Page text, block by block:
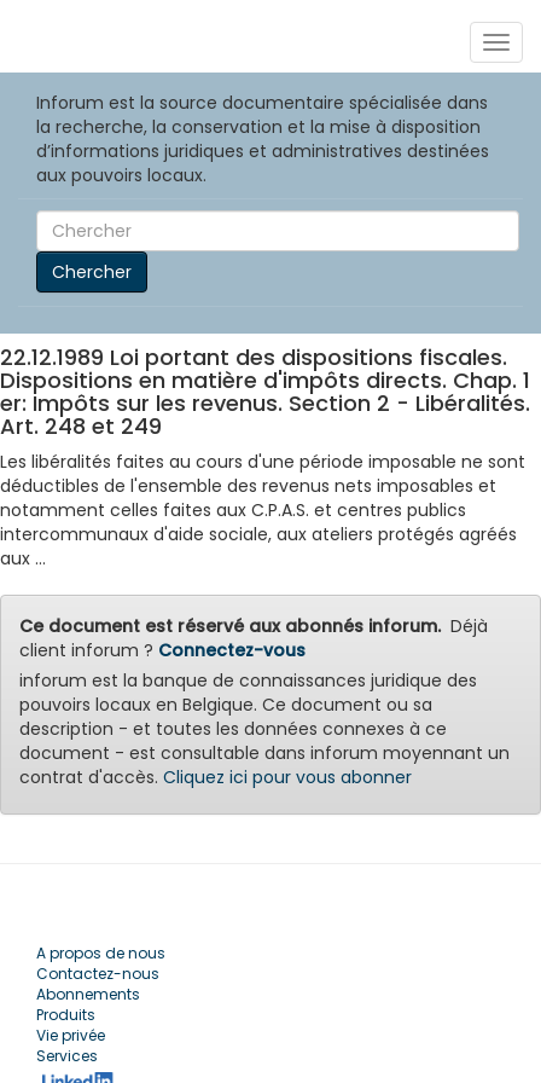
Inforum est la source documentaire spécialisée dans
la recherche, la conservation et la mise à disposition
d’informations juridiques et administratives destinées
aux pouvoirs locaux.
Chercher
22.12.1989 Loi portant des dispositions fiscales.
Dispositions en matière d'impôts directs. Chap. 1
er: Impôts sur les revenus. Section 2 - Libéralités.
Art. 248 et 249
Les libéralités faites au cours d'une période imposable ne sont
déductibles de l'ensemble des revenus nets imposables et
notamment celles faites aux C.P.A.S. et centres publics
intercommunaux d'aide sociale, aux ateliers protégés agréés
aux ...
Ce document est réservé aux abonnés inforum.Déjà
client inforum ? Connectez-vous
inforum est la banque de connaissances juridique des
pouvoirs locaux en Belgique. Ce document ou sa
description - et toutes les données connexes à ce
document - est consultable dans inforum moyennant un
contrat d'accès. Cliquez ici pour vous abonner
A propos de nous
Contactez-nous
Abonnements
Produits
Vie privée
Services